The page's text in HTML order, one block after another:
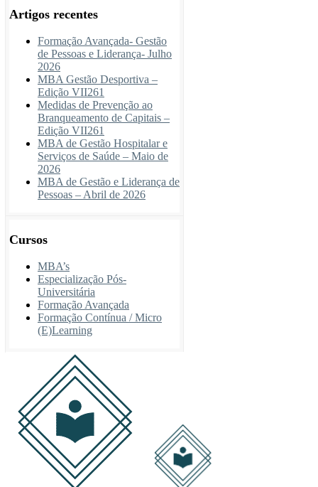
Artigos recentes
Formação Avançada- Gestão
de Pessoas e Liderança- Julho
2026
MBA Gestão Desportiva –
Edição VII261
Medidas de Prevenção ao
Branqueamento de Capitais –
Edição VII261
MBA de Gestão Hospitalar e
Serviços de Saúde – Maio de
2026
MBA de Gestão e Liderança de
Pessoas – Abril de 2026
Cursos
MBA’s
Especialização Pós-
Universitária
Formação Avançada
Formação Contínua / Micro
(E)Learning